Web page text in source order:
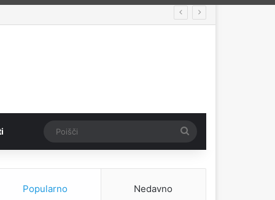
Popularno Nedavno